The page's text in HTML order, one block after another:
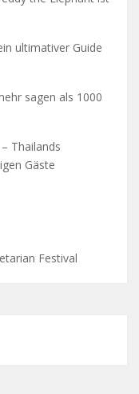
ultimativer Guide
sagen als 1000
Thailands
Gäste
Festival